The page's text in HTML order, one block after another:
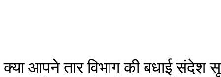
क्या आपने तार विभाग की बधाई